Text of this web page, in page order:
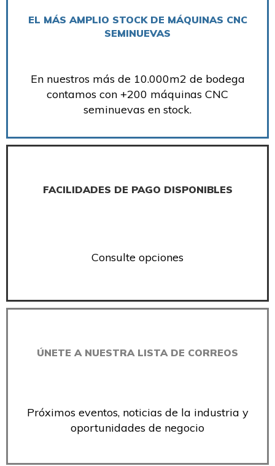
EL MÁS AMPLIO STOCK DE MÁQUINAS CNC
SEMINUEVAS
En nuestros más de 10.000m2 de bodega
contamos con +200 máquinas CNC
seminuevas en stock.
FACILIDADES DE PAGO DISPONIBLES
Consulte opciones
ÚNETE A NUESTRA LISTA DE CORREOS
Próximos eventos, noticias de la industria y
oportunidades de negocio